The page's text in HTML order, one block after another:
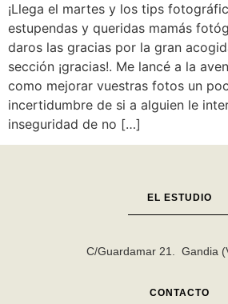
¡Llega el martes y los tips
estupendas y queridas mamás
daros las gracias por la gran
sección ¡gracias!. Me lancé a la
como mejorar vuestras fotos un
incertidumbre de si a alguien le
inseguridad de no […]
EL ESTUDIO
C/Guardamar 21. Gandia
CONTACTO